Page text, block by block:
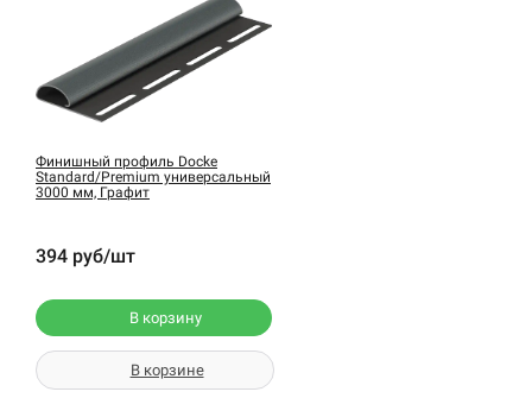
Финишный профиль Docke
Standard/Premium универсальный
3000 мм, Графит
394 руб/шт
В корзину
В корзине